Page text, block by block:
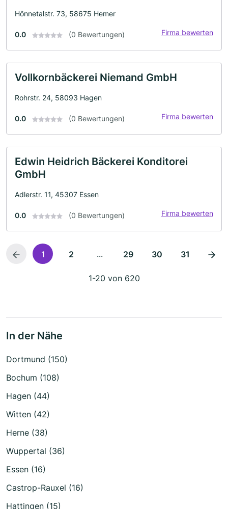
Hönnetalstr. 73, 58675 Hemer
0.0 (0 Bewertungen) Firma bewerten
Vollkornbäckerei Niemand GmbH
Rohrstr. 24, 58093 Hagen
0.0 (0 Bewertungen) Firma bewerten
Edwin Heidrich Bäckerei Konditorei
GmbH
Adlerstr. 11, 45307 Essen
0.0 (0 Bewertungen) Firma bewerten
1 2 ... 29 30 31
1-20 von 620
In der Nähe
Dortmund (150)
Bochum (108)
Hagen (44)
Witten (42)
Herne (38)
Wuppertal (36)
Essen (16)
Castrop-Rauxel (16)
Hattingen (15)